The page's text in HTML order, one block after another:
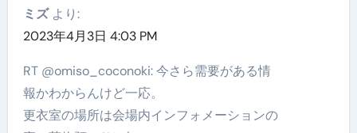
ミズ より:
2023年4月3日 4:03 PM
RT @omiso_coconoki: 今さら需要がある情
報かわからんけど一応。
更衣室の場所は会場内インフォメーションの